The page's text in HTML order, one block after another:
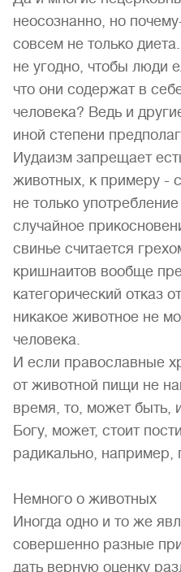
неосознанно, но
совсем не только
не угодно, чтобы люди
что они содержат в
человека? Ведь и
иной степени
Иудаизм запрещает
животных, к примеру -
не только
случайное
свинье считается
кришнаитов вообще
категорический отказ
никакое животное не
человека.
И если православные
от животной пищи не
время, то, может быть,
Богу, может, стоит
радикально, например,
Немного о животных
Иногда одно и то же
совершенно разные
дать верную оценку